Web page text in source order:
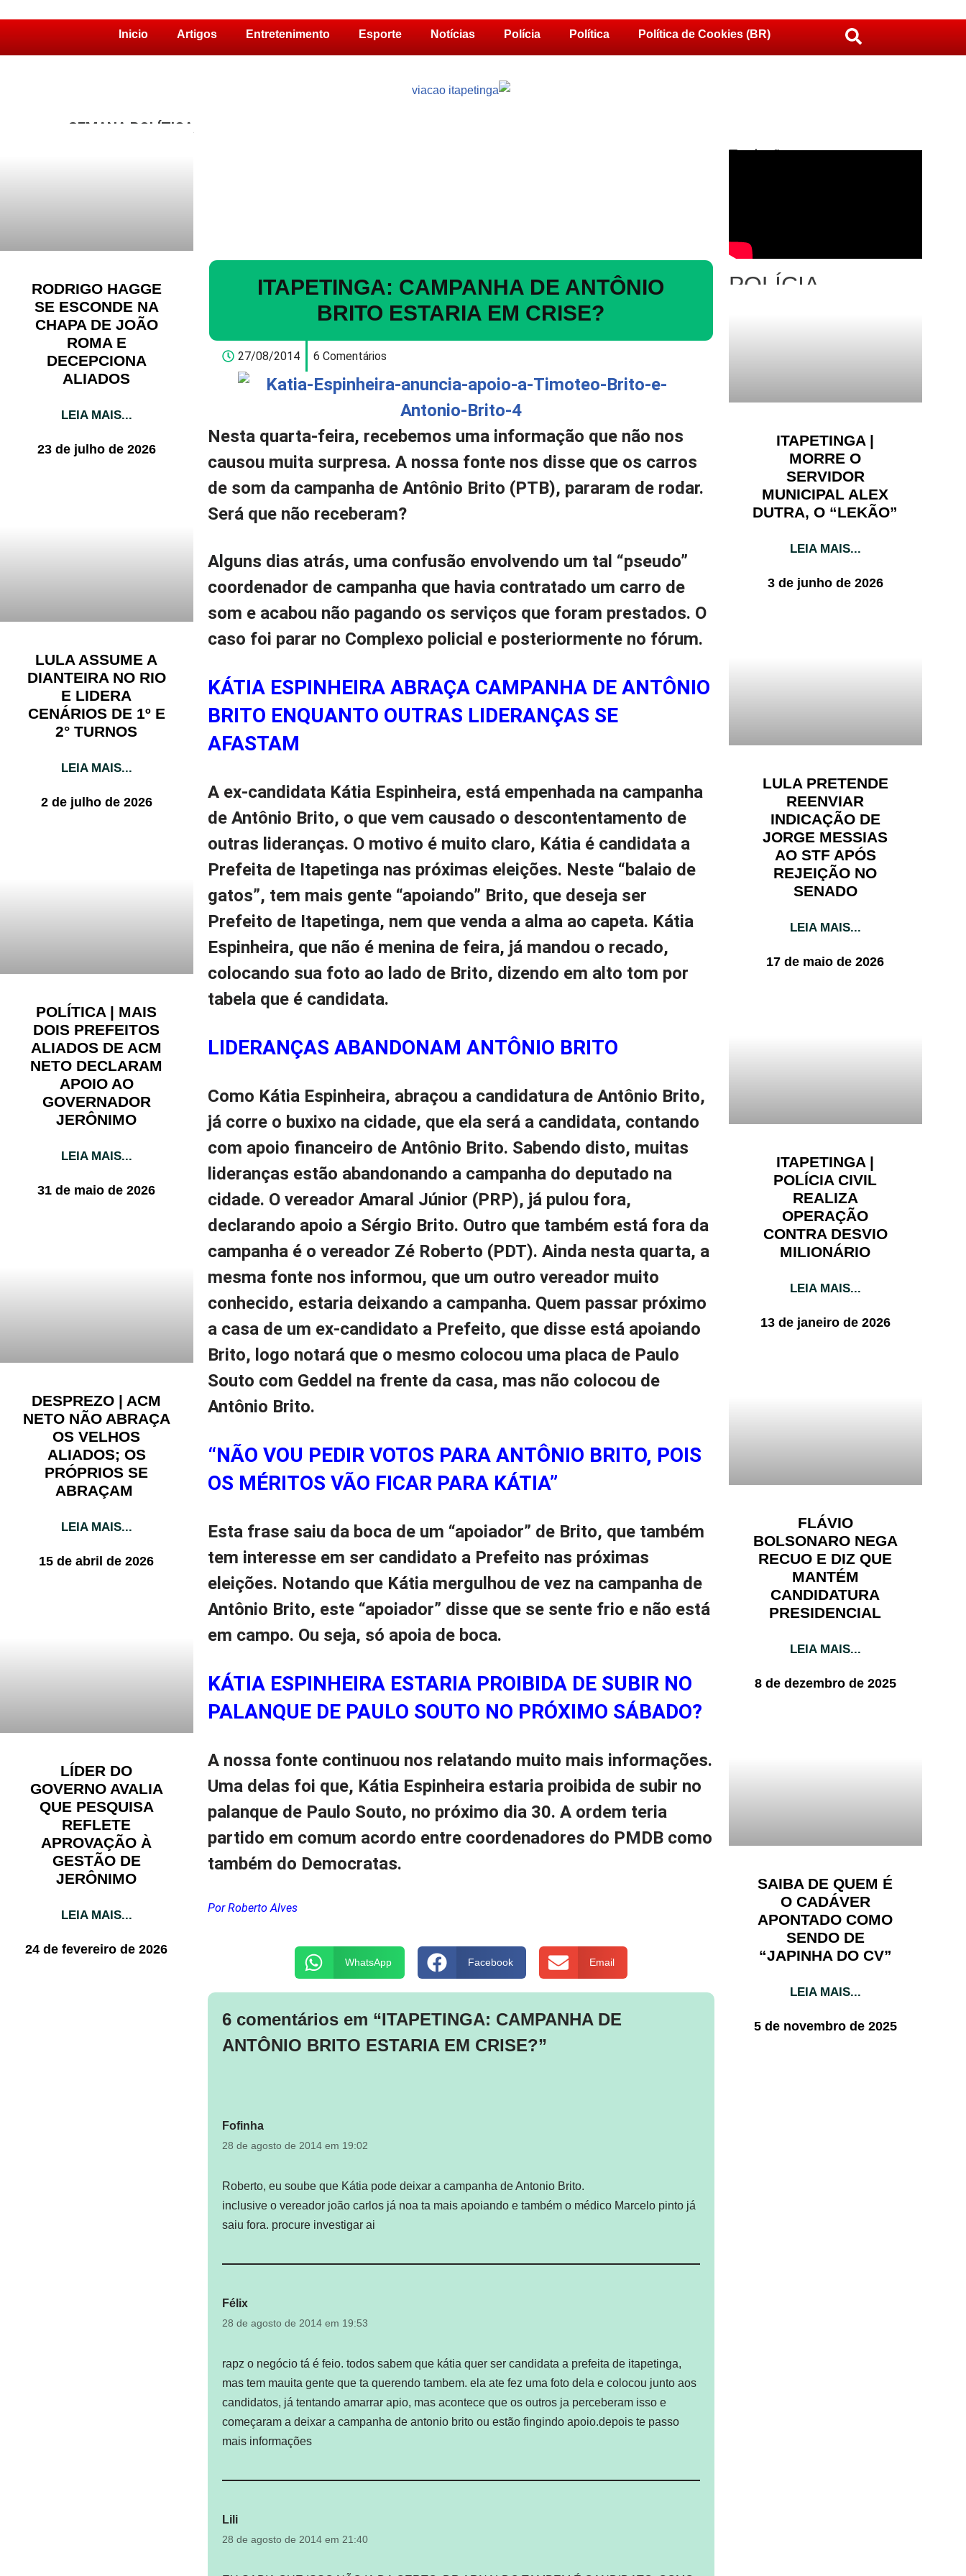
para
Inicio Artigos Entretenimento Esporte Notícias Polícia Política Política de Cookies (BR)
SEMANA POLÍTICA
RODRIGO HAGGE
SE ESCONDE NA
CHAPA DE JOÃO
ROMA E
DECEPCIONA
ALIADOS
LEIA MAIS...
23 de julho de 2026
LULA ASSUME A
DIANTEIRA NO RIO
E LIDERA
CENÁRIOS DE 1º E
2° TURNOS
LEIA MAIS...
2 de julho de 2026
POLÍTICA | MAIS
DOIS PREFEITOS
ALIADOS DE ACM
NETO DECLARAM
APOIO AO
GOVERNADOR
JERÔNIMO
LEIA MAIS...
31 de maio de 2026
DESPREZO | ACM
NETO NÃO ABRAÇA
OS VELHOS
ALIADOS; OS
PRÓPRIOS SE
ABRAÇAM
LEIA MAIS...
15 de abril de 2026
LÍDER DO
GOVERNO AVALIA
QUE PESQUISA
REFLETE
APROVAÇÃO À
GESTÃO DE
JERÔNIMO
LEIA MAIS...
24 de fevereiro de 2026
ITAPETINGA: CAMPANHA DE ANTÔNIO
BRITO ESTARIA EM CRISE?
27/08/2014 6 Comentários
Nesta quarta-feira, recebemos uma informação que não nos
causou muita surpresa. A nossa fonte nos disse que os carros
de som da campanha de Antônio Brito (PTB), pararam de rodar.
Será que não receberam?
Alguns dias atrás, uma confusão envolvendo um tal “pseudo”
coordenador de campanha que havia contratado um carro de
som e acabou não pagando os serviços que foram prestados. O
caso foi parar no Complexo policial e posteriormente no fórum.
KÁTIA ESPINHEIRA ABRAÇA CAMPANHA DE ANTÔNIO
BRITO ENQUANTO OUTRAS LIDERANÇAS SE
AFASTAM
A ex-candidata Kátia Espinheira, está empenhada na campanha
de Antônio Brito, o que vem causado o descontentamento de
outras lideranças. O motivo é muito claro, Kátia é candidata a
Prefeita de Itapetinga nas próximas eleições. Neste “balaio de
gatos”, tem mais gente “apoiando” Brito, que deseja ser
Prefeito de Itapetinga, nem que venda a alma ao capeta. Kátia
Espinheira, que não é menina de feira, já mandou o recado,
colocando sua foto ao lado de Brito, dizendo em alto tom por
tabela que é candidata.
LIDERANÇAS ABANDONAM ANTÔNIO BRITO
Como Kátia Espinheira, abraçou a candidatura de Antônio Brito,
já corre o buxixo na cidade, que ela será a candidata, contando
com apoio financeiro de Antônio Brito. Sabendo disto, muitas
lideranças estão abandonando a campanha do deputado na
cidade. O vereador Amaral Júnior (PRP), já pulou fora,
declarando apoio a Sérgio Brito. Outro que também está fora da
campanha é o vereador Zé Roberto (PDT). Ainda nesta quarta, a
mesma fonte nos informou, que um outro vereador muito
conhecido, estaria deixando a campanha. Quem passar próximo
a casa de um ex-candidato a Prefeito, que disse está apoiando
Brito, logo notará que o mesmo colocou uma placa de Paulo
Souto com Geddel na frente da casa, mas não colocou de
Antônio Brito.
“NÃO VOU PEDIR VOTOS PARA ANTÔNIO BRITO, POIS
OS MÉRITOS VÃO FICAR PARA KÁTIA”
Esta frase saiu da boca de um “apoiador” de Brito, que também
tem interesse em ser candidato a Prefeito nas próximas
eleições. Notando que Kátia mergulhou de vez na campanha de
Antônio Brito, este “apoiador” disse que se sente frio e não está
em campo. Ou seja, só apoia de boca.
KÁTIA ESPINHEIRA ESTARIA PROIBIDA DE SUBIR NO
PALANQUE DE PAULO SOUTO NO PRÓXIMO SÁBADO?
A nossa fonte continuou nos relatando muito mais informações.
Uma delas foi que, Kátia Espinheira estaria proibida de subir no
palanque de Paulo Souto, no próximo dia 30. A ordem teria
partido em comum acordo entre coordenadores do PMDB como
também do Democratas.
Por Roberto Alves
WhatsApp Facebook Email
6 comentários em “ITAPETINGA: CAMPANHA DE
ANTÔNIO BRITO ESTARIA EM CRISE?”
Fofinha
28 de agosto de 2014 em 19:02
Roberto, eu soube que Kátia pode deixar a campanha de Antonio Brito.
inclusive o vereador joão carlos já noa ta mais apoiando e também o médico Marcelo pinto já
saiu fora. procure investigar ai
Félix
28 de agosto de 2014 em 19:53
rapz o negócio tá é feio. todos sabem que kátia quer ser candidata a prefeita de itapetinga,
mas tem mauita gente que ta querendo tambem. ela ate fez uma foto dela e colocou junto aos
candidatos, já tentando amarrar apio, mas acontece que os outros ja perceberam isso e
começaram a deixar a campanha de antonio brito ou estão fingindo apoio.depois te passo
mais informações
Lili
28 de agosto de 2014 em 21:40
Traduções
POLÍCIA
ITAPETINGA |
MORRE O
SERVIDOR
MUNICIPAL ALEX
DUTRA, O “LEKÃO”
LEIA MAIS...
3 de junho de 2026
LULA PRETENDE
REENVIAR
INDICAÇÃO DE
JORGE MESSIAS
AO STF APÓS
REJEIÇÃO NO
SENADO
LEIA MAIS...
17 de maio de 2026
ITAPETINGA |
POLÍCIA CIVIL
REALIZA
OPERAÇÃO
CONTRA DESVIO
MILIONÁRIO
LEIA MAIS...
13 de janeiro de 2026
FLÁVIO
BOLSONARO NEGA
RECUO E DIZ QUE
MANTÉM
CANDIDATURA
PRESIDENCIAL
LEIA MAIS...
8 de dezembro de 2025
SAIBA DE QUEM É
O CADÁVER
APONTADO COMO
SENDO DE
“JAPINHA DO CV”
LEIA MAIS...
5 de novembro de 2025